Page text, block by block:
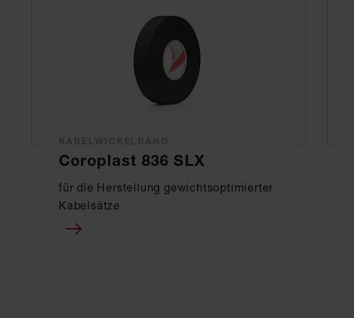
Coroplast 836 SLX
für die Herstellung gewichtsoptimierter
Kabelsätze